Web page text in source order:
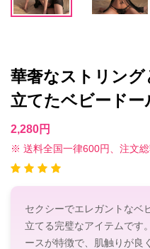
華奢なストリン
立てたベビード
2,280円
※ 送料全国一律600円、注文
セクシーでエレガントなベ
立てる完璧なアイテムです
ースが特徴で、肌触りが良